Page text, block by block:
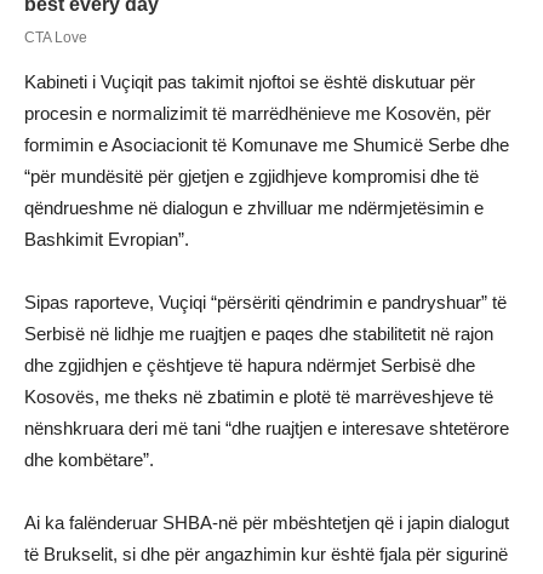
Kabineti i Vuçiqit pas takimit njoftoi se është diskutuar për
procesin e normalizimit të marrëdhënieve me Kosovën, për
formimin e Asociacionit të Komunave me Shumicë Serbe dhe
“për mundësitë për gjetjen e zgjidhjeve kompromisi dhe të
qëndrueshme në dialogun e zhvilluar me ndërmjetësimin e
Bashkimit Evropian”.
Sipas raporteve, Vuçiqi “përsëriti qëndrimin e pandryshuar” të
Serbisë në lidhje me ruajtjen e paqes dhe stabilitetit në rajon
dhe zgjidhjen e çështjeve të hapura ndërmjet Serbisë dhe
Kosovës, me theks në zbatimin e plotë të marrëveshjeve të
nënshkruara deri më tani “dhe ruajtjen e interesave shtetërore
dhe kombëtare”.
Ai ka falënderuar SHBA-në për mbështetjen që i japin dialogut
të Brukselit, si dhe për angazhimin kur është fjala për sigurinë